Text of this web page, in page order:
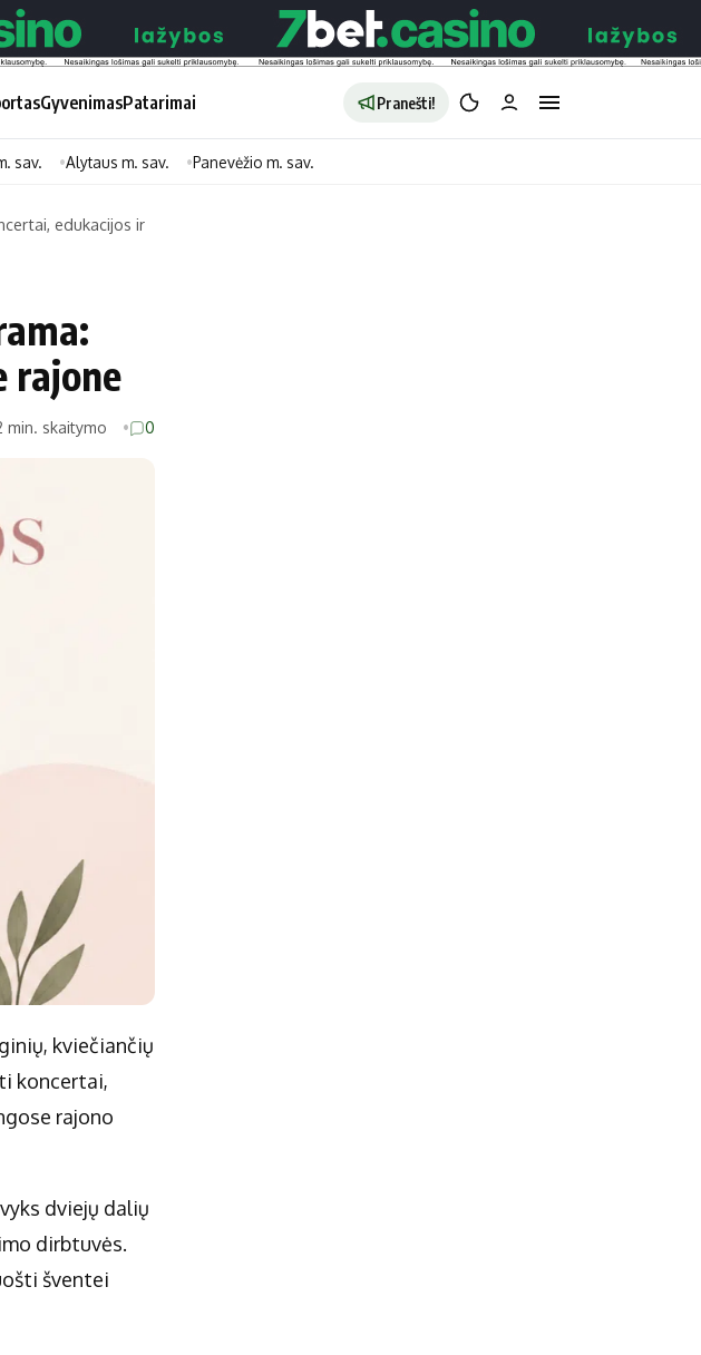
GyvenimasPatarimai Pranešti!
Jonavos rajono
sav. Alytaus m. sav. Panevėžio m. sav.
edukacijos ir
rajone
min. skaitymo 0
kviečiančių
koncertai,
rajono
dviejų dalių
dirbtuvės.
šventei